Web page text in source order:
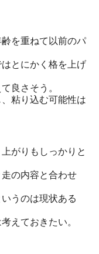
を重ねて以前のパ
とにかく格を上げ
良さそう。
粘り込む可能性は
がりもしっかりと
の内容と合わせ
うのは現状ある
えておきたい。